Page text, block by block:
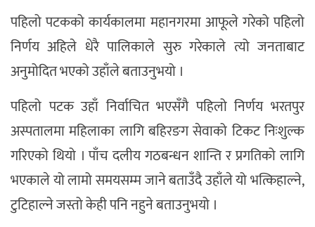
पहिलो पटकको कार्यकालमा महानगरमा आफूले गरेको पहिलो
निर्णय अहिले धेरै पालिकाले सुरु गरेकाले त्यो जनताबाट
अनुमोदित भएको उहाँले बताउनुभयो ।
पहिलो पटक उहाँ निर्वाचित भएसँगै पहिलो निर्णय भरतपुर
अस्पतालमा महिलाका लागि बहिरङग सेवाको टिकट निःशुल्क
गरिएको थियो । पाँच दलीय गठबन्धन शान्ति र प्रगतिको लागि
भएकाले यो लामो समयसम्म जाने बताउँदै उहाँले यो भत्किहाल्ने,
टुटिहाल्ने जस्तो केही पनि नहुने बताउनुभयो ।